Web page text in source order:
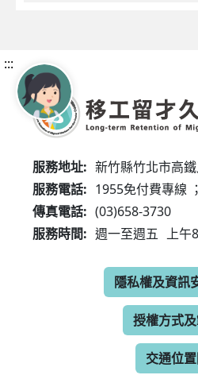
:::
服務地址: 新竹縣竹北市高
服務電話: 1955免付費專線
傳真電話: (03)658-3730
服務時間: 週一至週五 上午
隱私權及資訊
授權方式
交通位